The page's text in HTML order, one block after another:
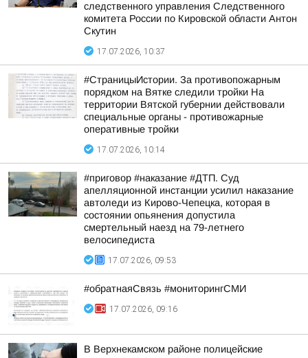
следственного управления Следственного
комитета России по Кировской области Антон
Скутин
17.07.2026, 10:37
#СтраницыИстории. За противопожарным
порядком на Вятке следили тройки На
территории Вятской губернии действовали
специальные органы - противожарные
оперативные тройки
17.07.2026, 10:14
#приговор #наказание #ДТП. Суд
апелляционной инстанции усилил наказание
автоледи из Кирово-Чепецка, которая в
состоянии опьянения допустила
смертельный наезд на 79-летнего
велосипедиста
17.07.2026, 09:53
#обратнаяСвязь #мониторингСМИ
17.07.2026, 09:16
В Верхнекамском районе полицейские